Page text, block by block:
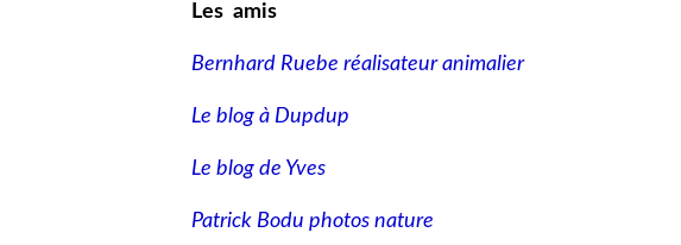
Les amis
Bernhard Ruebe réalisateur animalier
Le blog à Dupdup
Le blog de Yves
Patrick Bodu photos nature